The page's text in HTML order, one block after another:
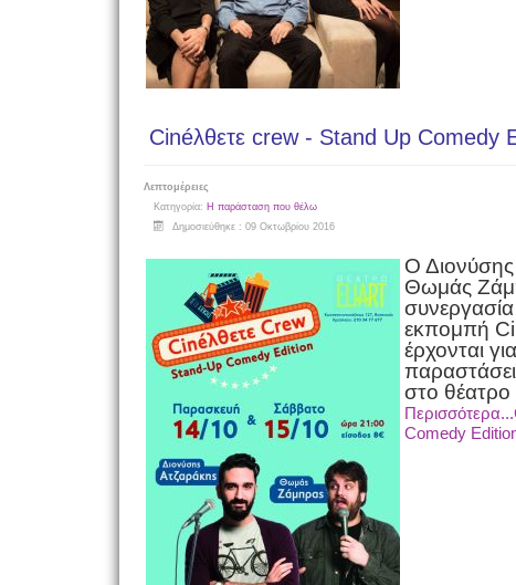
Cinéλθετε crew - Stand Up Comedy
Λεπτομέρειες
Κατηγορία: Η παράσταση που θέλω
Δημοσιεύθηκε : 09 Οκτωβρίου 2016
Ο Διονύσης
Θωμάς
εκπομπή
έρχονται
στο θέατρο
Comedy